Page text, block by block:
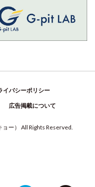
イバシーポリシー
広告掲載について
ョー ） All Rights Reserved.